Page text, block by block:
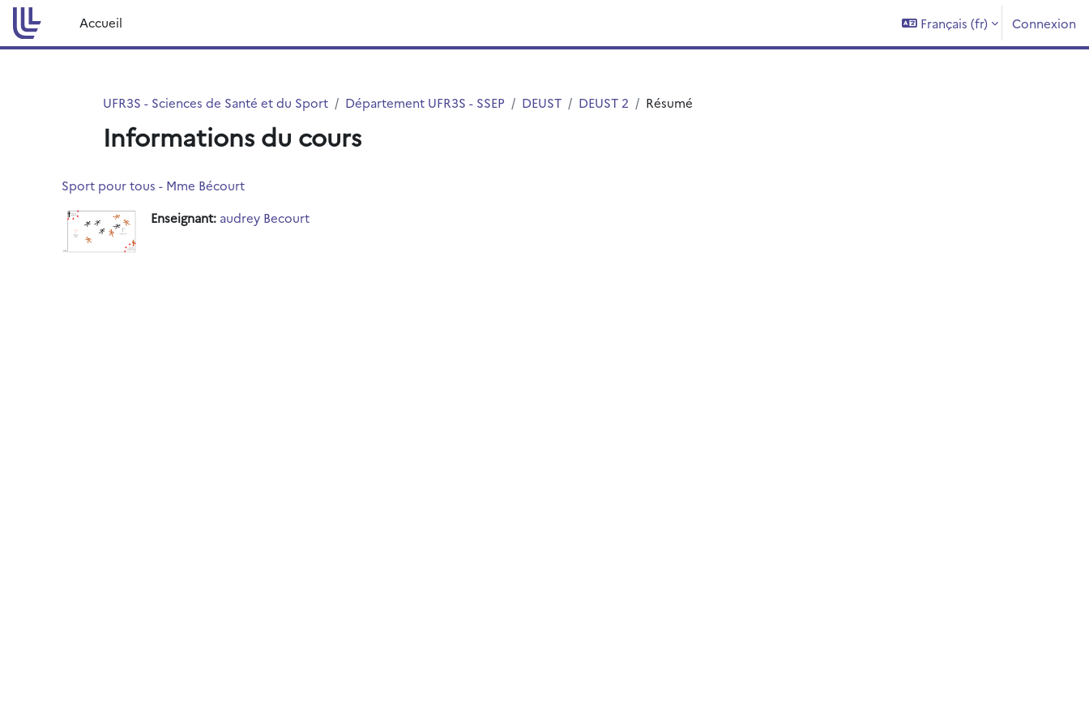
Passer au contenu principal
Accueil
Français ‎(fr)‎ Connexion
UFR3S - Sciences de Santé et du Sport Département UFR3S - SSEP DEUST DEUST 2 Résumé
Informations du cours
Sport pour tous - Mme Bécourt
Enseignant: audrey Becourt